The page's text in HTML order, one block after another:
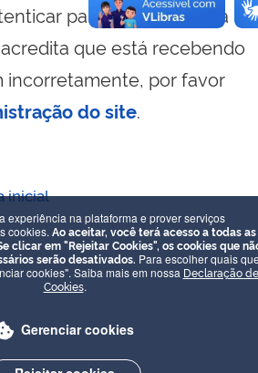
para visualizar essa
que está recebendo
incorretamente, por favor
do site.
inicial
experiência na plataforma e prover serviços
cookies. Ao aceitar, você terá acesso a todas as
clicar em "Rejeitar Cookies", os cookies que
serão desativados. Para escolher quais
cookies". Saiba mais em nossa Declaração de
Cookies.
Gerenciar cookies